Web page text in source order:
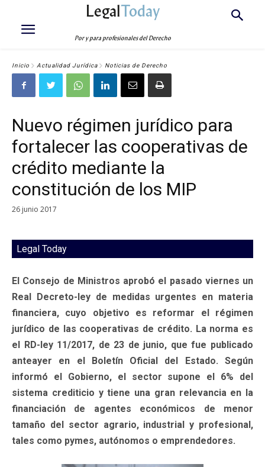
LegalToday
Por y para profesionales del Derecho
Inicio Actualidad Jurídica Noticias de Derecho
Nuevo régimen jurídico para
fortalecer las cooperativas de
crédito mediante la
constitución de los MIP
26 junio 2017
Legal Today
El Consejo de Ministros aprobó el pasado viernes un
Real Decreto-ley de medidas urgentes en materia
financiera, cuyo objetivo es reformar el régimen
jurídico de las cooperativas de crédito. La norma es
el RD-ley 11/2017, de 23 de junio, que fue publicado
anteayer en el Boletín Oficial del Estado. Según
informó el Gobierno, el sector supone el 6% del
sistema crediticio y tiene una gran relevancia en la
financiación de agentes económicos de menor
tamaño del sector agrario, industrial y profesional,
tales como pymes, autónomos o emprendedores.